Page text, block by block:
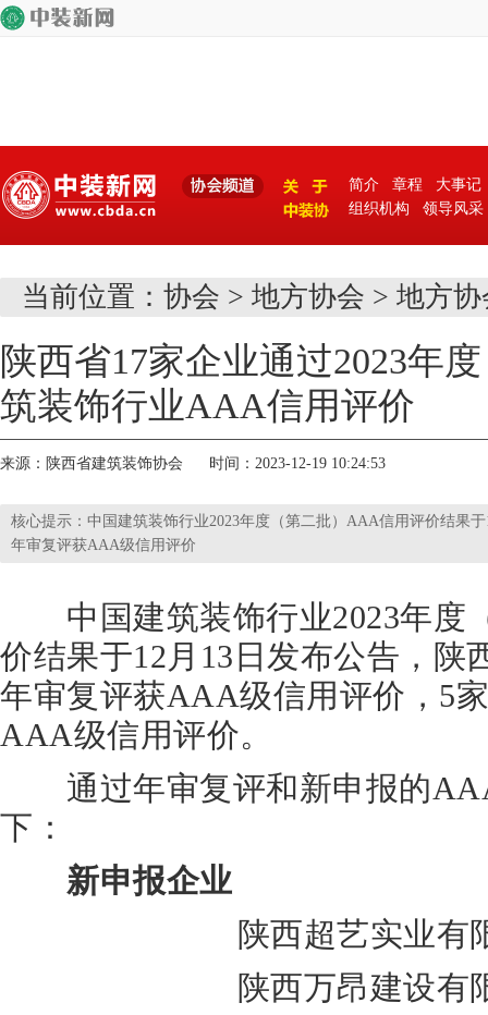
中装协
简介 章程
大事记
组织机构
领导风采
当前位置： 协会 > 地方协会 > 地方
陕西省17家企业通过2023年
筑装饰行业AAA信用评价
来源：陕西省建筑装饰协会 时间：2023-12-19 10:24:53
核心提示：中国建筑装饰行业2023年度（第二批）AAA信用评价结果
年审复评获AAA级信用评价
中国建筑装饰行业2023年度
价结果于12月13日发布公告，陕
年审复评获AAA级信用评价，5
AAA级信用评价。
通过年审复评和新申报的
下：
新申报企业
陕西超艺实业有
陕西万昂建设有